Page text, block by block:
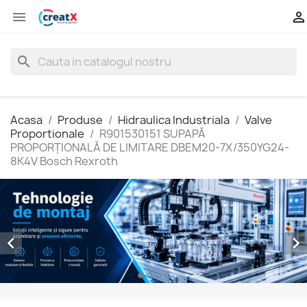
 
search
Acasa Produse Hidraulica Industriala
Valve
Proportionale
R901530151 SUPAPĂ
PROPORŢIONALĂ DE LIMITARE DBEM20-7X/350YG24-
8K4V Bosch Rexroth
 